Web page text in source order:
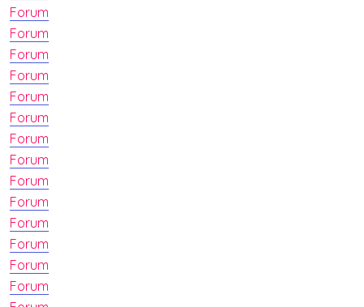
Forum
Forum
Forum
Forum
Forum
Forum
Forum
Forum
Forum
Forum
Forum
Forum
Forum
Forum